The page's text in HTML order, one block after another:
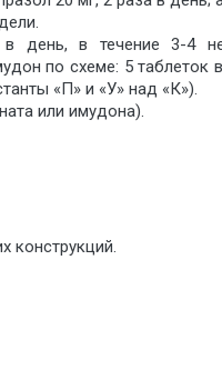
день, в течение 3-4
по схеме: 5 таблеток
«П» и «У» над «К»).
или имудона).
конструкций.